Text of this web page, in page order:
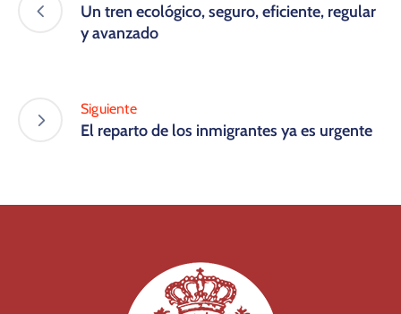
Un tren ecológico, seguro, eficiente, regular
y avanzado
Siguiente
El reparto de los inmigrantes ya es urgente